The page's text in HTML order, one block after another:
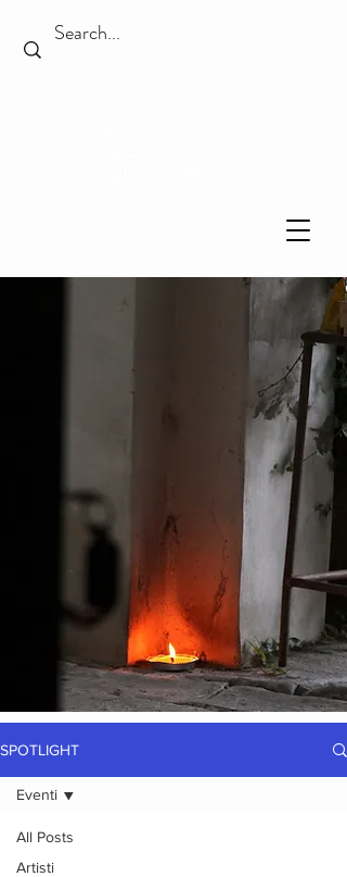
SPOTLIGHT
All Posts
Artisti
Eventi